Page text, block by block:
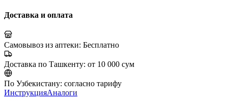
Доставка и оплата
Самовывоз из аптеки: Бесплатно
Доставка по Ташкенту: от 10 000 сум
По Узбекистану: согласно тарифу
ИнструкцияАналоги